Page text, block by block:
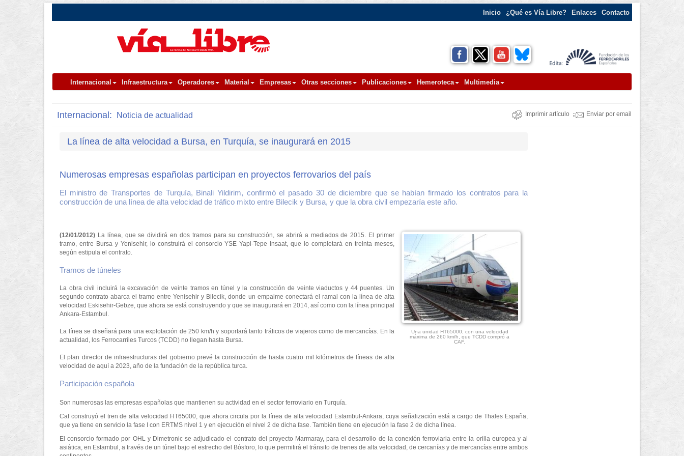
Inicio ¿Qué es Vía Libre? Enlaces Contacto
Internacional Infraestructura Operadores Material Empresas Otras secciones Publicaciones Hemeroteca Multimedia
Internacional: Noticia de actualidad Imprimir artículo Enviar por email
La línea de alta velocidad a Bursa, en Turquía, se inaugurará en 2015
Numerosas empresas españolas participan en proyectos ferrovarios del país
El ministro de Transportes de Turquía, Binali Yildirim, confirmó el pasado 30 de diciembre que se habían firmado los contratos para la
construcción de una línea de alta velocidad de tráfico mixto entre Bilecik y Bursa, y que la obra civil empezaría este año.
Una unidad HT65000, con una velocidad
máxima de 260 km/h, que TCDD compró a
CAF.
(12/01/2012) La línea, que se dividirá en dos tramos para su construcción, se abrirá a mediados de 2015. El primer
tramo, entre Bursa y Yenisehir, lo construirá el consorcio YSE Yapi-Tepe Insaat, que lo completará en treinta meses,
según estipula el contrato.
Tramos de túneles
La obra civil incluirá la excavación de veinte tramos en túnel y la construcción de veinte viaductos y 44 puentes. Un
segundo contrato abarca el tramo entre Yenisehir y Bilecik, donde un empalme conectará el ramal con la línea de alta
velocidad Eskisehir-Gebze, que ahora se está construyendo y que se inaugurará en 2014, así como con la línea principal
Ankara-Estambul.
La línea se diseñará para una explotación de 250 km/h y soportará tanto tráficos de viajeros como de mercancías. En la
actualidad, los Ferrocarriles Turcos (TCDD) no llegan hasta Bursa.
El plan director de infraestructuras del gobierno prevé la construcción de hasta cuatro mil kilómetros de líneas de alta
velocidad de aquí a 2023, año de la fundación de la república turca.
Participación española
Son numerosas las empresas españolas que mantienen su actividad en el sector ferroviario en Turquía.
Caf construyó el tren de alta velocidad HT65000, que ahora circula por la línea de alta velocidad Estambul-Ankara, cuya señalización está a cargo de Thales España,
que ya tiene en servicio la fase I con ERTMS nivel 1 y en ejecución el nivel 2 de dicha fase. También tiene en ejecución la fase 2 de dicha línea.
El consorcio formado por OHL y Dimetronic se adjudicado el contrato del proyecto Marmaray, para el desarrollo de la conexión ferroviaria entre la orilla europea y al
asiática, en Estambul, a través de un túnel bajo el estrecho del Bósforo, lo que permitirá el tránsito de trenes de alta velocidad, de cercanías y de mercancías entre ambos